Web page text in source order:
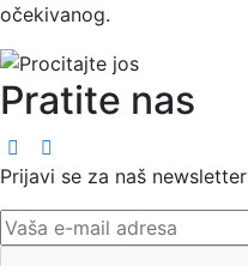
očekivanog.
Pratite nas
Prijavi se za naš newsletter